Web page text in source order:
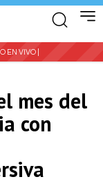
EN VIVO |
mes del
con